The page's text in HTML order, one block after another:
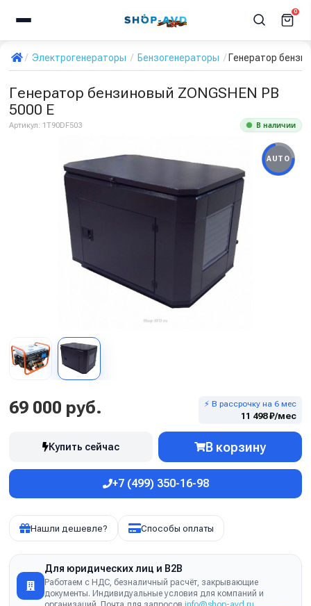
0
Электрогенераторы Бензогенераторы Генератор
Генератор бензиновый ZONGSHEN PB
5000 E
Артикул: 1T90DF503 В наличии
AUTO
69 000 руб. ⚡ В рассрочку на 6 мес
11 498 ₽/мес
Купить сейчас В корзину
+7 (499) 350-16-98
Нашли дешевле? Способы оплаты
Для юридических лиц и B2B
Работаем с НДС, безналичный расчёт, закрывающие
документы. Индивидуальные условия для компаний и